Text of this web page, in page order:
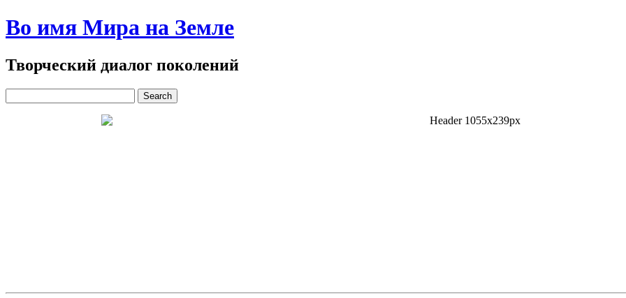
Во имя Мира на Земле
Творческий диалог поколений